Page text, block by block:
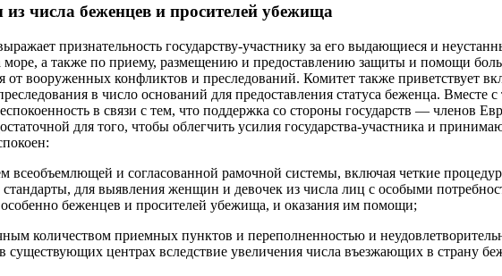
числа беженцев и просителей убежища
признательность государству-участнику за его выдающиеся и
море, а также по приему, размещению и предоставлению защиты и помощи
от вооруженных конфликтов и преследований. Комитет также приветствует
в число оснований для предоставления статуса беженца. Вместе
в связи с тем, что поддержка со стороны государств — членов
для того, чтобы облегчить усилия государства-участника и
всеобъемлющей и согласованной рамочной системы, включая четкие
для выявления женщин и девочек из числа лиц с особыми
беженцев и просителей убежища, и оказания им помощи;
количеством приемных пунктов и переполненностью и
существующих центрах вследствие увеличения числа въезжающих в страну